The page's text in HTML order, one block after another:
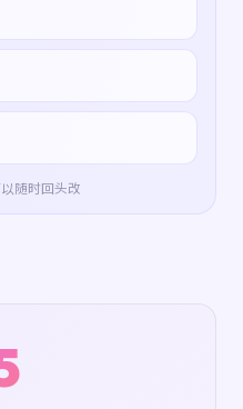
随时回头改